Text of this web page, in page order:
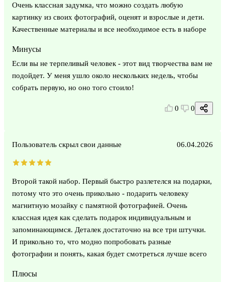
Очень классная задумка, что можно создать любую
картинку из своих фотографий, оценят и взрослые и дети.
Качественные материалы и все необходимое есть в наборе
Минусы
Если вы не терпеливый человек - этот вид творчества вам не
подойдет. У меня ушло около нескольких недель, чтобы
собрать первую, но оно того стоило!
0 0
Пользователь скрыл свои данные 06.04.2026
Второй такой набор. Первый быстро разлетелся на подарки,
потому что это очень прикольно - подарить человеку
магнитную мозайку с памятной фотографией. Очень
классная идея как сделать подарок индивидуальным и
запоминающимся. Деталек достаточно на все три штучки.
И прикольно то, что модно попробовать разные
фотографии и понять, какая будет смотреться лучше всего
Плюсы